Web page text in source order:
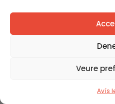
Veure
Avís
Dossier de premsa: